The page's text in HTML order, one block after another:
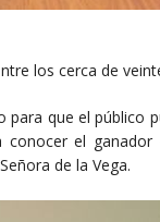
los cerca de
que el público
el
de la Vega.